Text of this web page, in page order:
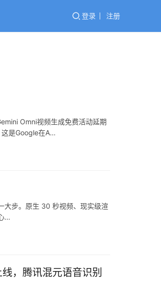
登录 注册
Omni视频生成免费活动延期
这是Google在A…
大步。原生 30 秒视频、现实级渲
…
，腾讯混元语音识别